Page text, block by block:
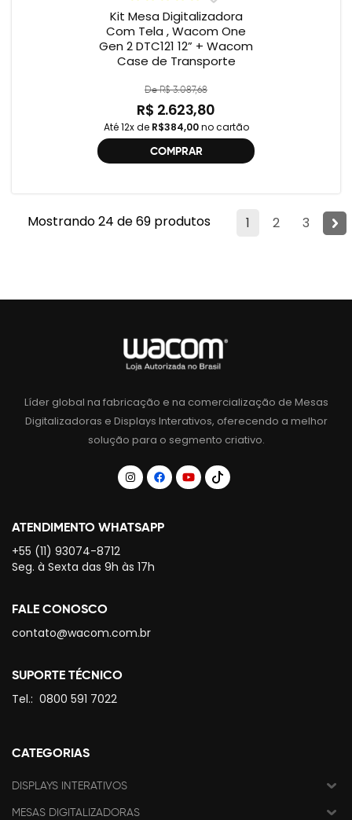
Kit Mesa Digitalizadora
Com Tela , Wacom One
Gen 2 DTC121 12” + Wacom
Case de Transporte
De R$ 3.087,68
R$ 2.623,80
Até 12x de R$384,00no cartão
COMPRAR
1 2 3
Mostrando 24 de 69 produtos
Líder global na fabricação e na comercialização de Mesas
Digitalizadoras e Displays Interativos, oferecendo a melhor
solução para o segmento criativo.
ATENDIMENTO WHATSAPP
+55 (11) 93074-8712
Seg. à Sexta das 9h às 17h
FALE CONOSCO
contato@wacom.com.br
SUPORTE TÉCNICO
Tel.: 0800 591 7022
CATEGORIAS
DISPLAYS INTERATIVOS
MESAS DIGITALIZADORAS